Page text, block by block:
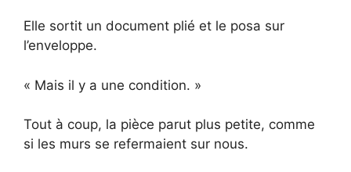
Elle sortit un document plié et le posa sur
l’enveloppe.
« Mais il y a une condition. »
Tout à coup, la pièce parut plus petite, comme
si les murs se refermaient sur nous.